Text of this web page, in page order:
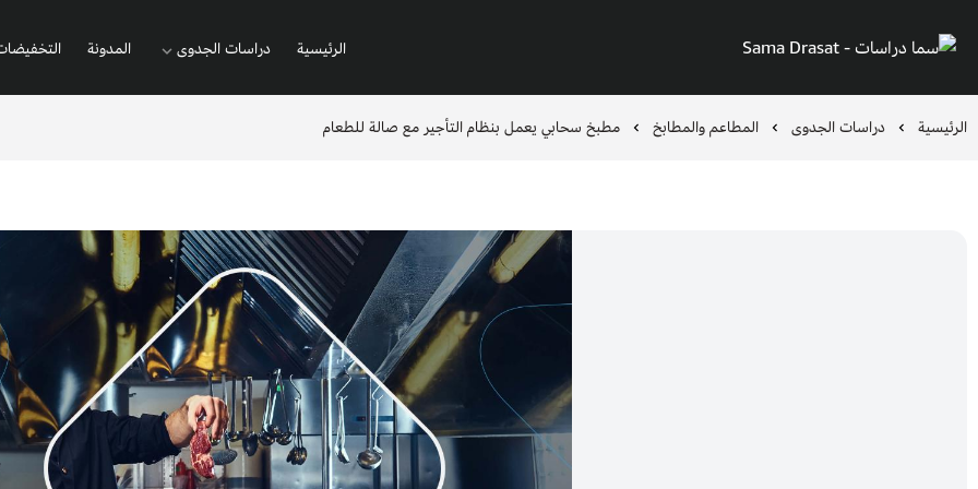
سما دراسات - Sama Drasat الرئيسية
دراسات الجدوى
المشاريع الإبداعية
المدونة
الرئيسية دراسات الجدوى المطاعم والمطابخ ‏‏مطبخ سحابي يعمل بنظام التأجير مع صالة للطعام